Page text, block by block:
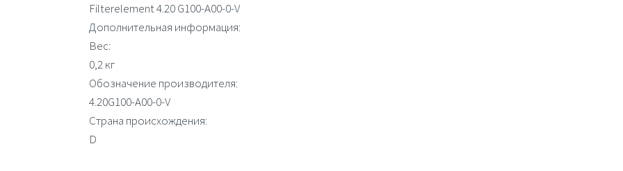
Filterelement 4.20 G100-A00-0-V
Дополнительная информация:
Вес:
0,2 кг
Обозначение производителя:
4.20G100-A00-0-V
Страна происхождения:
D